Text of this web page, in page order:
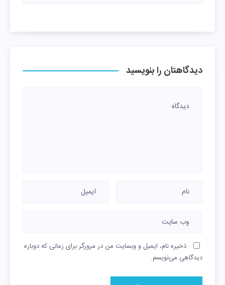
دیدگاهتان را بنویسید
ذخیره نام، ایمیل و وبسایت من در مرورگر برای زمانی که دوباره
دیدگاهی می‌نویسم.